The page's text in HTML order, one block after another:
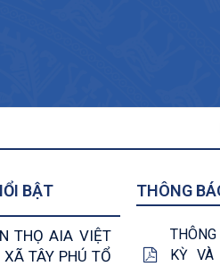
BẬT
THỌ AIA VIỆT
TÂY PHÚ TỔ
THÔNG
KỲ VÀ